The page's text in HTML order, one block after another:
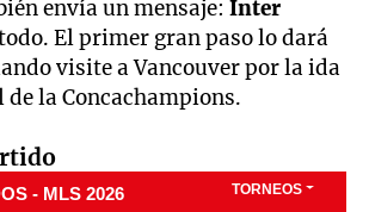
envía un mensaje:Inter
El primer gran paso lo dará
visite a Vancouver por la ida
la Concachampions.